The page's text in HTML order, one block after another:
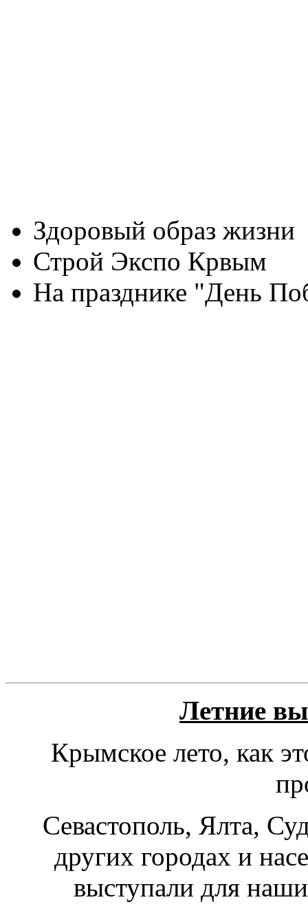
Здоровый образ жизни
Строй Экспо Крвым
На празднике "День
Летние
Крымское лето, как
Севастополь, Ялта,
других городах и
выступали для